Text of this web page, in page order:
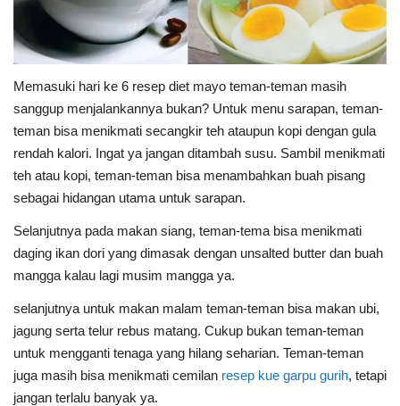
Memasuki hari ke 6 resep diet mayo teman-teman masih
sanggup menjalankannya bukan? Untuk menu sarapan, teman-
teman bisa menikmati secangkir teh ataupun kopi dengan gula
rendah kalori. Ingat ya jangan ditambah susu. Sambil menikmati
teh atau kopi, teman-teman bisa menambahkan buah pisang
sebagai hidangan utama untuk sarapan.
Selanjutnya pada makan siang, teman-tema bisa menikmati
daging ikan dori yang dimasak dengan unsalted butter dan buah
mangga kalau lagi musim mangga ya.
selanjutnya untuk makan malam teman-teman bisa makan ubi,
jagung serta telur rebus matang. Cukup bukan teman-teman
untuk mengganti tenaga yang hilang seharian. Teman-teman
juga masih bisa menikmati cemilan resep kue garpu gurih, tetapi
jangan terlalu banyak ya.